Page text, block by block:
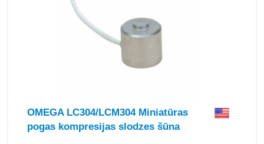
OMEGA LC304/LCM304 Miniatūras
pogas kompresijas slodzes šūna